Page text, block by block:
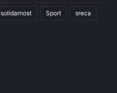
solidarnost Sport sreca